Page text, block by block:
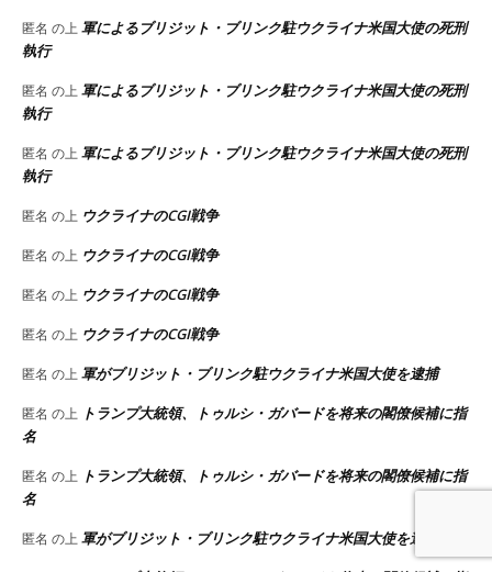
匿名 の上軍によるブリジット・ブリンク駐ウクライナ米国大使の死刑
執行
匿名 の上軍によるブリジット・ブリンク駐ウクライナ米国大使の死刑
執行
匿名 の上軍によるブリジット・ブリンク駐ウクライナ米国大使の死刑
執行
匿名 の上 ウクライナのCGI戦争
匿名 の上 ウクライナのCGI戦争
匿名 の上 ウクライナのCGI戦争
匿名 の上 ウクライナのCGI戦争
匿名 の上軍がブリジット・ブリンク駐ウクライナ米国大使を逮捕
匿名 の上 トランプ大統領、トゥルシ・ガバードを将来の閣僚候補に指
名
匿名 の上 トランプ大統領、トゥルシ・ガバードを将来の閣僚候補に指
名
匿名 の上軍がブリジット・ブリンク駐ウクライナ米国大使を逮捕